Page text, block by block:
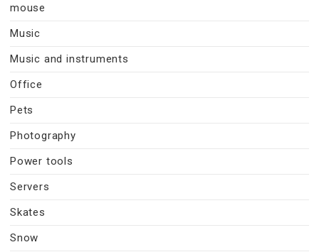
mouse
Music
Music and instruments
Office
Pets
Photography
Power tools
Servers
Skates
Snow